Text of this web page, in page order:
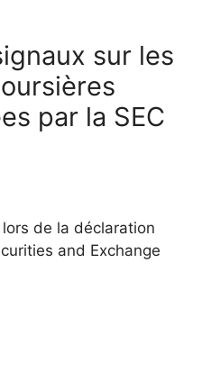
sur les
par la SEC
de la déclaration
and Exchange